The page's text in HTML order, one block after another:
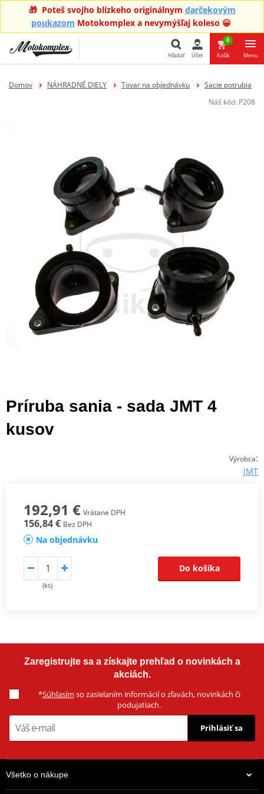
🎁 Poteš svojho blízkeho originálnym darčekovým
poukazom Motokomplex a nevymýšľaj koleso 😀
Hľadať
Hľadať Účet
0
Košík Menu
Domov NÁHRADNÉ DIELY Tovar na objednávku
Sacie potrubia
Náš kód: P208
Príruba sania - sada JMT 4
kusov
Výrobca:
JMT
192,91 € Vrátane DPH
156,84 € Bez DPH
Na objednávku
(ks)
Do košíka
Zaregistrujte sa a získajte prehľad o novinkách a
akciách.
*Súhlasím so zasielaním informácií o zľavách, novinkách či
podujatiach.
Prihlásiť sa
Všetko o nákupe